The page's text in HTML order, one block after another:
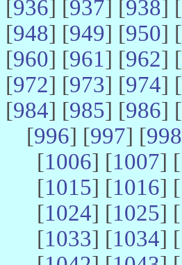
[936] [937] [938] [
[948] [949] [950] [
[960] [961] [962] [
[972] [973] [974] [
[984] [985] [986] [
[996] [997] [998
[1006] [1007] [
[1015] [1016] [
[1024] [1025] [
[1033] [1034] [